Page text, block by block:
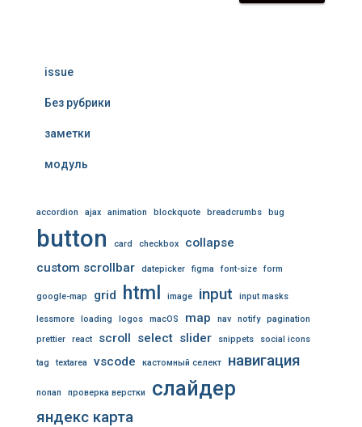
issue
Без рубрики
заметки
модуль
accordion ajax animation blockquote breadcrumbs bug
button card checkbox
collapse
custom scrollbar
datepicker figma font-size form
google-map grid html image input input masks
lessmore loading logos macOS map nav notify
pagination
prettier
react scroll select slider snippets social icons
tag textarea vscode кастомный селект навигация
попап проверка верстки слайдер
яндекс карта